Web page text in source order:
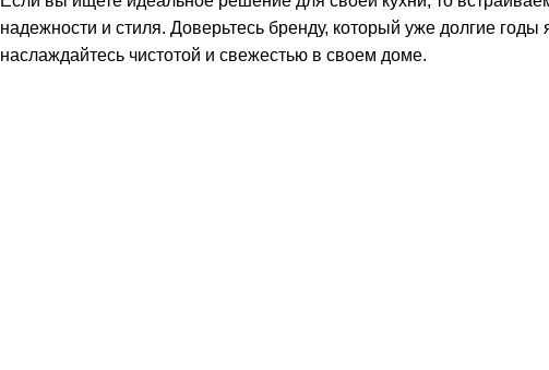
надежности и стиля. Доверьтесь бренду, который уже долгие
наслаждайтесь чистотой и свежестью в своем доме.